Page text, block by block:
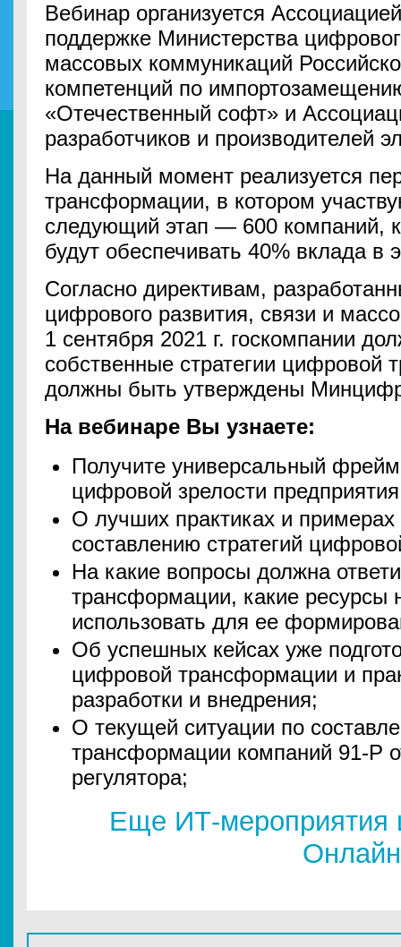
Вебинар организуется
поддержке Министерства
массовых коммуникаций
компетенций по
«Отечественный софт» и
разработчиков и производителей
На данный момент реализуется
трансформации, в котором
следующий этап — 600 компаний,
будут обеспечивать 40% вклада в
Согласно директивам,
цифрового развития, связи и
1 сентября 2021 г. госкомпании
собственные стратегии цифровой
должны быть утверждены
На вебинаре Вы узнаете:
Получите универсальный
цифровой зрелости
О лучших практиках и примерах
составлению стратегий
На какие вопросы должна
трансформации, какие ресурсы
использовать для ее
Об успешных кейсах уже
цифровой трансформации и
разработки и внедрения;
О текущей ситуации по
трансформации компаний 91-Р
регулятора;
Еще ИТ-мероприятия
Онлайн